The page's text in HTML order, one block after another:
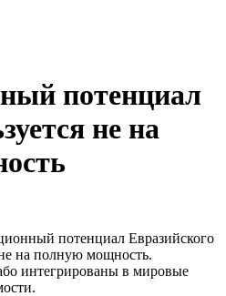
потенциал
не на
потенциал Евразийского
на полную мощность.
интегрированы в мировые